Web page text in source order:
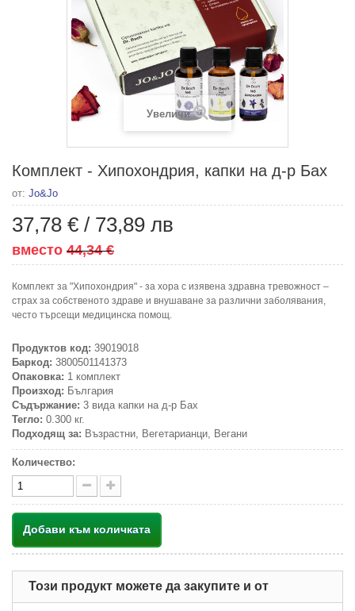
Увеличи
Комплект - Хипохондрия, капки на д-р Бах
от: Jo&Jo
37,78 € / 73,89 лв
вместо 44,34 €
Комплект за "Хипохондрия" - за хора с изявена здравна тревожност –
страх за собственото здраве и внушаване за различни заболявания,
често търсещи медицинска помощ.
Продуктов код: 39019018
Баркод: 3800501141373
Опаковка: 1 комплект
Произход: България
Съдържание: 3 вида капки на д-р Бах
Тегло: 0.300 кг.
Подходящ за: Възрастни, Вегетарианци, Вегани
Количество:
Добави към количката
Този продукт можете да закупите и от